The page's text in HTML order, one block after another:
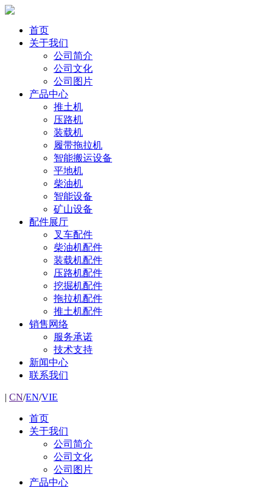
首页
关于我们
公司简介
公司文化
公司图片
产品中心
推土机
压路机
装载机
履带拖拉机
智能搬运设备
平地机
柴油机
智能设备
矿山设备
配件展厅
叉车配件
柴油机配件
装载机配件
压路机配件
挖掘机配件
拖拉机配件
推土机配件
销售网络
服务承诺
技术支持
新闻中心
联系我们
| CN/EN/VIE
首页
关于我们
公司简介
公司文化
公司图片
产品中心